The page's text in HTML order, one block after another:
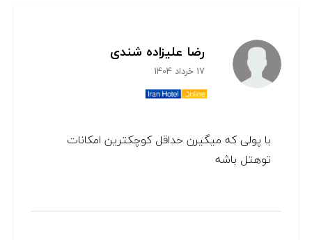
رضا علیزاده شندی
17 خرداد 1404
با پولی که میگیرن حداقل کوچکترین امکانات
تو‌هتل باشه